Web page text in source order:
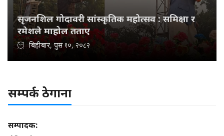
सृजनशिल गोदावरी सांस्कृतिक महोत्सव : समिक्षा र
रमेशले माहोल तताए
बिहीबार, पुस १०, २०८२
सम्पर्क ठेगाना
सम्पादक: